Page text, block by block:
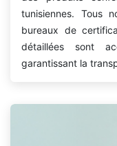
tunisiennes. Tous
bureaux de
détaillées sont
garantissant la